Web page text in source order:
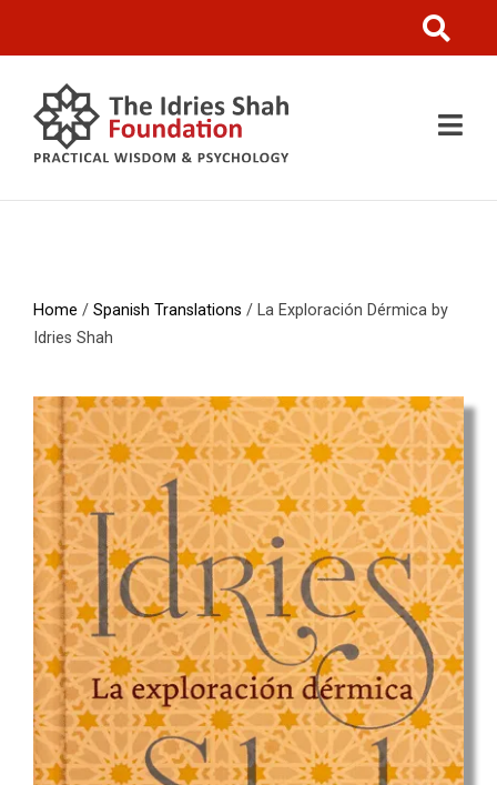
Home / Spanish Translations / La Exploración Dérmica by
Idries Shah